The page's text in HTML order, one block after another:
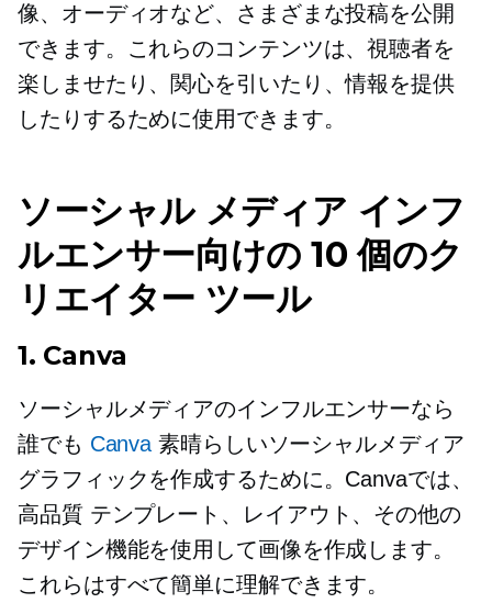
像、オーディオなど、さまざまな投稿を公開
できます。これらのコンテンツは、視聴者を
楽しませたり、関心を引いたり、情報を提供
したりするために使用できます。
ソーシャル メディア インフ
ルエンサー向けの 10 個のク
リエイター ツール
1. Canva
ソーシャルメディアのインフルエンサーなら
誰でも Canva 素晴らしいソーシャルメディア
グラフィックを作成するために。Canvaでは、
高品質 テンプレート、レイアウト、その他の
デザイン機能を使用して画像を作成します。
これらはすべて簡単に理解できます。